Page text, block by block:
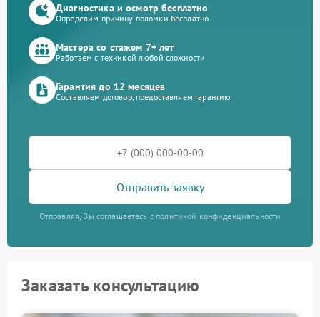
Диагностика и осмотр бесплатно
Определим причину поломки бесплатно
Мастера со стажем 7+ лет
Работаем с техникой любой сложности
Гарантия до 12 месяцев
Составляем договор, предоставляем гарантию
Отправить заявку
Отправляя, Вы соглашаетесь с политикой конфиденциальности
Заказать консультацию